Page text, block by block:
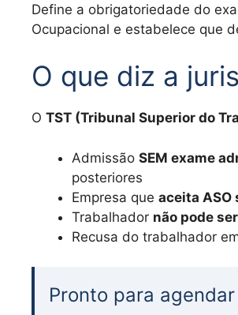
Define a obrigatoriedade do
Ocupacional e estabelece que
O que diz a
O TST (Tribunal Superior do
Admissão SEM exame
posteriores
Empresa que aceita ASO
Trabalhador não pode
Recusa do trabalhador
Pronto para